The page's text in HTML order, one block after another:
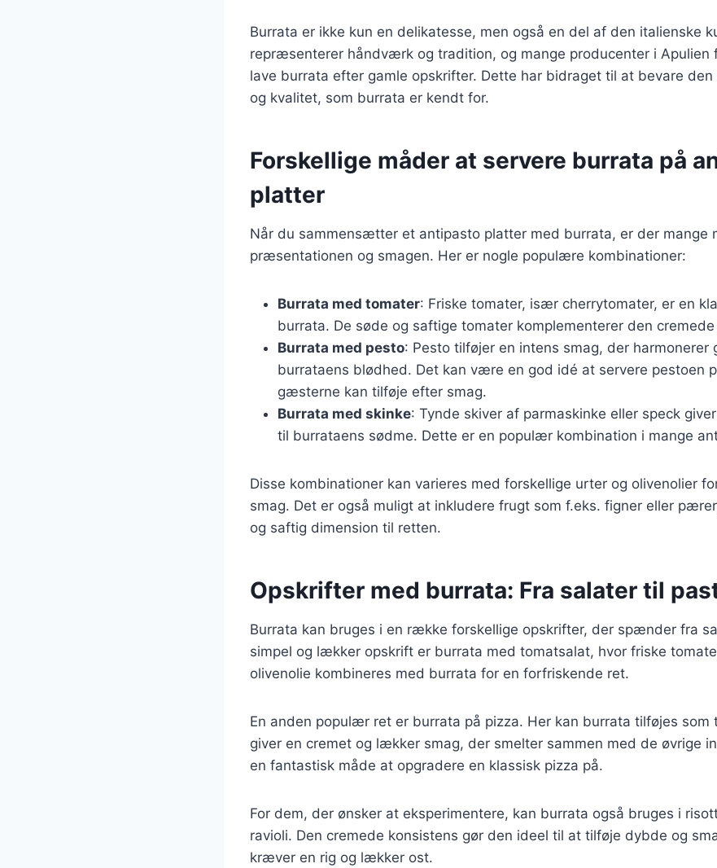
Burrata er ikke kun en delikatesse, men også en del af den italienske
repræsenterer håndværk og tradition, og mange producenter i
lave burrata efter gamle opskrifter. Dette har bidraget til at bevare den
og kvalitet, som burrata er kendt for.
Forskellige måder at servere burrata på
platter
Når du sammensætter et antipasto platter med burrata, er der mange
præsentationen og smagen. Her er nogle populære kombinationer:
Burrata med tomater: Friske tomater, især cherrytomater, er en
burrata. De søde og saftige tomater komplementerer den
Burrata med pesto: Pesto tilføjer en intens smag, der harmonerer
burrataens blødhed. Det kan være en god idé at servere pestoen
gæsterne kan tilføje efter smag.
Burrata med skinke: Tynde skiver af parmaskinke eller speck
til burrataens sødme. Dette er en populær kombination i mange
Disse kombinationer kan varieres med forskellige urter og olivenolier
smag. Det er også muligt at inkludere frugt som f.eks. figner eller
og saftig dimension til retten.
Opskrifter med burrata: Fra salater til
Burrata kan bruges i en række forskellige opskrifter, der spænder fra
simpel og lækker opskrift er burrata med tomatsalat, hvor friske
olivenolie kombineres med burrata for en forfriskende ret.
En anden populær ret er burrata på pizza. Her kan burrata tilføjes som
giver en cremet og lækker smag, der smelter sammen med de øvrige
en fantastisk måde at opgradere en klassisk pizza på.
For dem, der ønsker at eksperimentere, kan burrata også bruges i
ravioli. Den cremede konsistens gør den ideel til at tilføje dybde og
kræver en rig og lækker ost.